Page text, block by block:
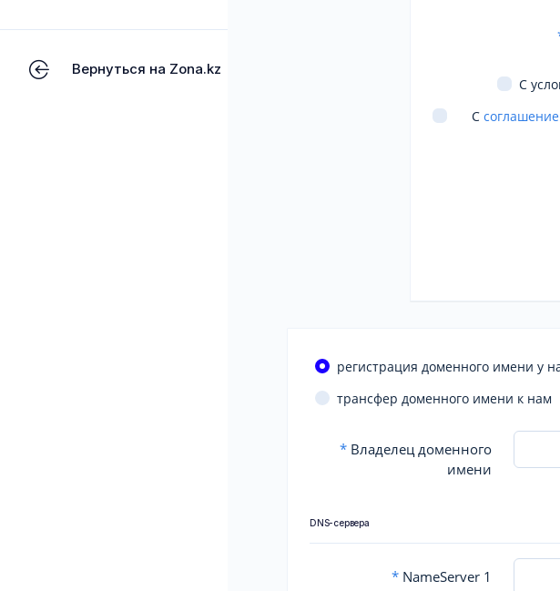
Вернуться на Zona.kz
С
С
регистрация доменного имени у
трансфер доменного имени к нам
* Владелец доменного
имени
DNS-сервера
* NameServer 1